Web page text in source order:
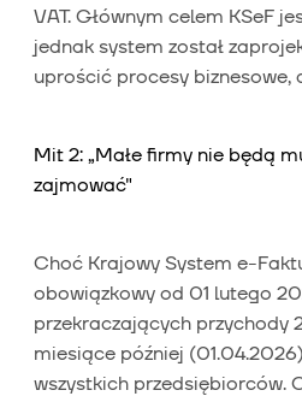
VAT. Głównym celem KSeF
jednak system został
uprościć procesy biznesowe,
Mit 2: „Małe firmy nie będą
zajmować"
Choć Krajowy System e-
obowiązkowy od 01 lutego
przekraczających przychody
miesiące później
wszystkich przedsiębiorców.